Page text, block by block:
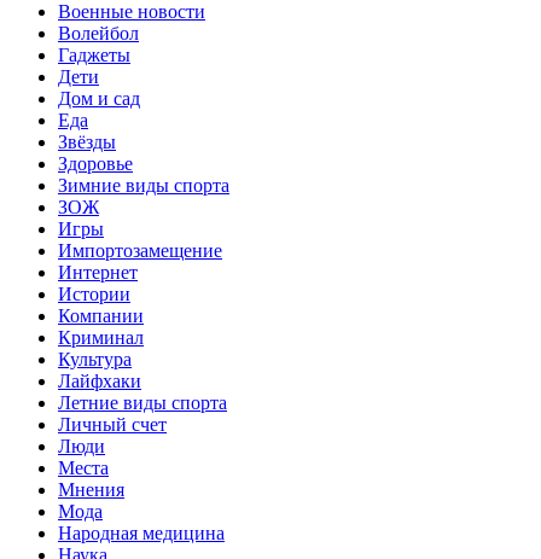
Военные новости
Волейбол
Гаджеты
Дети
Дом и сад
Еда
Звёзды
Здоровье
Зимние виды спорта
ЗОЖ
Игры
Импортозамещение
Интернет
Истории
Компании
Криминал
Культура
Лайфхаки
Летние виды спорта
Личный счет
Люди
Места
Мнения
Мода
Народная медицина
Наука